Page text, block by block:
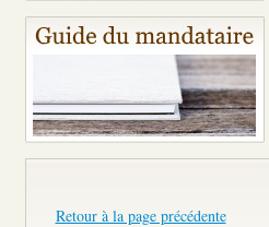
Retour à la page précédente